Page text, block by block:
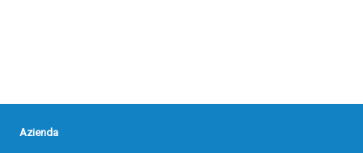
Azienda